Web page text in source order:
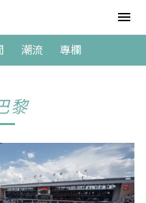
潮流 專欄
黎